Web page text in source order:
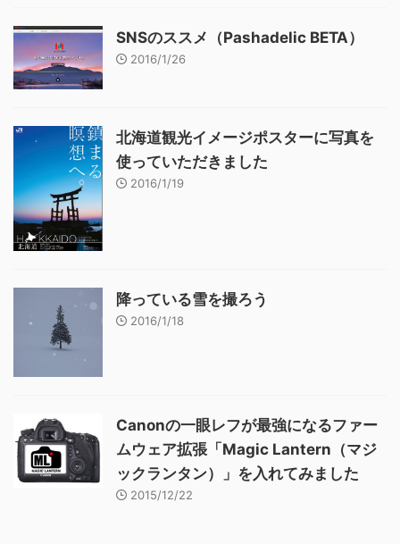
SNSのススメ（Pashadelic BETA）
2016/1/26
北海道観光イメージポスターに写真を
使っていただきました
2016/1/19
降っている雪を撮ろう
2016/1/18
Canonの一眼レフが最強になるファー
ムウェア拡張「Magic Lantern（マジ
ックランタン）」を入れてみました
2015/12/22